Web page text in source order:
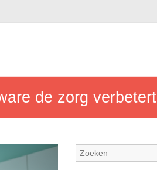
de zorg verbetert